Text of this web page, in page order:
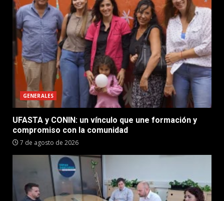
GENERALES
UFASTA y CONIN: un vínculo que une formación y
compromiso con la comunidad
7 de agosto de 2026